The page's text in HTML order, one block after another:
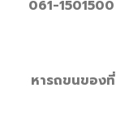
061-
หารถขนของ